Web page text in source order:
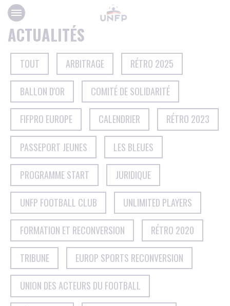
Panneau de gestion des cookies
ACTUALITÉS
TOUT ARBITRAGE RÉTRO 2025
BALLON D'OR COMITÉ DE SOLIDARITÉ
FIFPRO EUROPE CALENDRIER RÉTRO 2023
PASSEPORT JEUNES LES BLEUES
PROGRAMME START JURIDIQUE
UNFP FOOTBALL CLUB UNLIMITED PLAYERS
FORMATION ET RECONVERSION RÉTRO 2020
TRIBUNE EUROP SPORTS RECONVERSION
UNION DES ACTEURS DU FOOTBALL